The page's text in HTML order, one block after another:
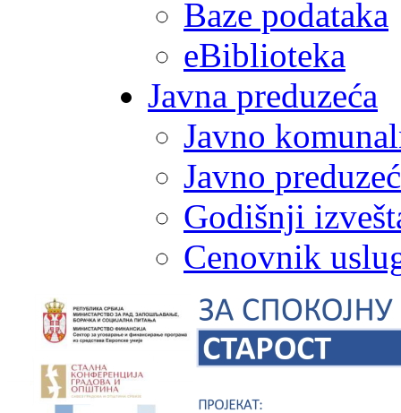
Baze podataka
eBiblioteka
Javna preduzeća
Javno
Javno
Godišnji
Cenovnik